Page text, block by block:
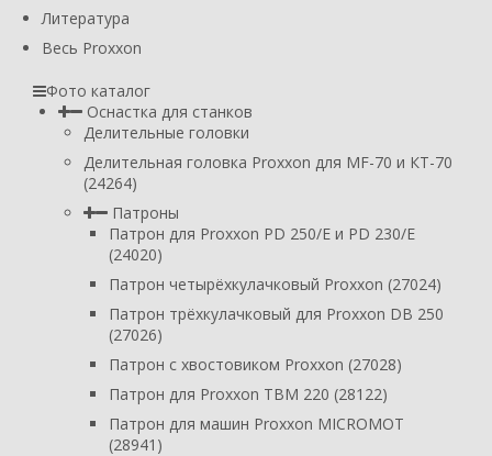
Литература
Весь Proxxon
Фото каталог
Оснастка для станков
Делительные головки
Делительная головка Proxxon для MF-70 и КТ-70
(24264)
Патроны
Патрон для Proxxon PD 250/E и PD 230/E
(24020)
Патрон четырёхкулачковый Proxxon (27024)
Патрон трёхкулачковый для Proxxon DB 250
(27026)
Патрон с хвостовиком Proxxon (27028)
Патрон для Proxxon TBM 220 (28122)
Патрон для машин Proxxon MICROMOT
(28941)